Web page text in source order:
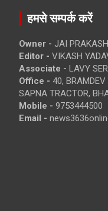
हमसे सम्पर्क करें
Owner - JAI
Editor - VIKASH
Associate - LAVY
Office - 40, BRAMDEV
SAPNA TRACTOR,
Mobile - 9753444500
Email -